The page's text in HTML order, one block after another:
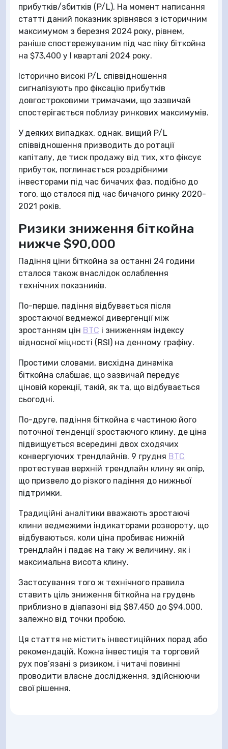
прибутків/збитків (P/L). На момент написання
статті даний показник зрівнявся з історичним
максимумом з березня 2024 року, рівнем,
раніше спостережуваним під час піку біткойна
на $73,400 у I кварталі 2024 року.
Історично високі P/L співвідношення
сигналізують про фіксацію прибутків
довгостроковими тримачами, що зазвичай
спостерігається поблизу ринкових максимумів.
У деяких випадках, однак, вищий P/L
співвідношення призводить до ротації
капіталу, де тиск продажу від тих, хто фіксує
прибуток, поглинається роздрібними
інвесторами під час бичачих фаз, подібно до
того, що сталося під час бичачого ринку 2020-
2021 років.
Ризики зниження біткойна
нижче $90,000
Падіння ціни біткойна за останні 24 години
сталося також внаслідок ослаблення
технічних показників.
По-перше, падіння відбувається після
зростаючої ведмежої дивергенції між
зростанням цін BTC і зниженням індексу
відносної міцності (RSI) на денному графіку.
Простими словами, висхідна динаміка
біткойна слабшає, що зазвичай передує
ціновій корекції, такій, як та, що відбувається
сьогодні.
По-друге, падіння біткойна є частиною його
поточної тенденції зростаючого клину, де ціна
підвищується всередині двох сходячих
конвергуючих трендлайнів. 9 грудня BTC
протестував верхній трендлайн клину як опір,
що призвело до різкого падіння до нижньої
підтримки.
Традиційні аналітики вважають зростаючі
клини ведмежими індикаторами розвороту, що
відбуваються, коли ціна пробиває нижній
трендлайн і падає на таку ж величину, як і
максимальна висота клину.
Застосування того ж технічного правила
ставить ціль зниження біткойна на грудень
приблизно в діапазоні від $87,450 до $94,000,
залежно від точки пробою.
Ця стаття не містить інвестиційних порад або
рекомендацій. Кожна інвестиція та торговий
рух пов’язані з ризиком, і читачі повинні
проводити власне дослідження, здійснюючи
свої рішення.